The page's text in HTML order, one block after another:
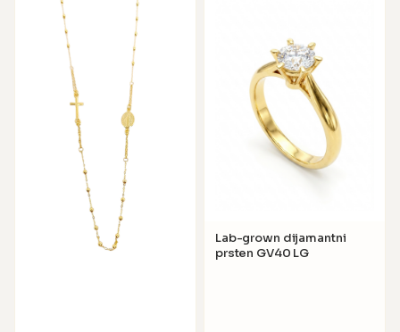
Lab-grown dijamantni
prsten GV40 LG